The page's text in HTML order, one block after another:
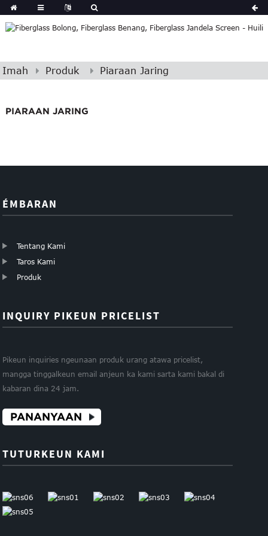
Imah Produk Piaraan Jaring
PIARAAN JARING
ÉMBARAN
Tentang Kami
Taros Kami
Produk
INQUIRY PIKEUN PRICELIST
Pikeun inquiries ngeunaan produk urang atawa pricelist,
mangga tinggalkeun email anjeun ka kami sarta kami bakal di
kabaran dina 24 jam.
PANANYAAN
TUTURKEUN KAMI